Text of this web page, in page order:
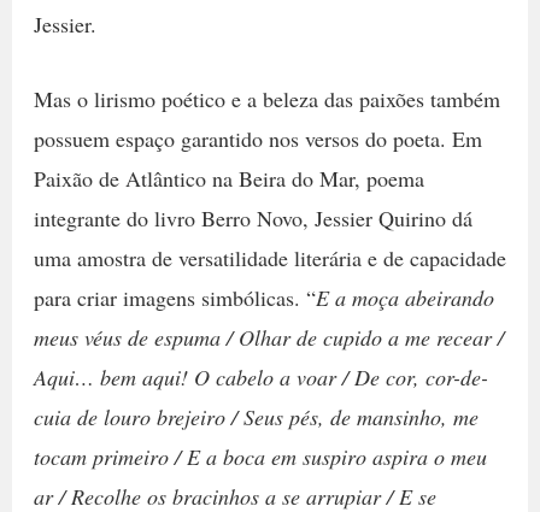
Jessier.
Mas o lirismo poético e a beleza das paixões também
possuem espaço garantido nos versos do poeta. Em
Paixão de Atlântico na Beira do Mar, poema
integrante do livro Berro Novo, Jessier Quirino dá
uma amostra de versatilidade literária e de capacidade
para criar imagens simbólicas. “E a moça abeirando
meus véus de espuma / Olhar de cupido a me recear /
Aqui… bem aqui! O cabelo a voar / De cor, cor-de-
cuia de louro brejeiro / Seus pés, de mansinho, me
tocam primeiro / E a boca em suspiro aspira o meu
ar / Recolhe os bracinhos a se arrupiar / E se